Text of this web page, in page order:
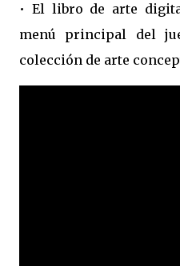
• El libro de arte
menú principal del
colección de arte